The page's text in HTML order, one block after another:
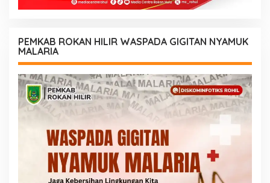
PEMKAB ROKAN HILIR WASPADA GIGITAN NYAMUK
MALARIA